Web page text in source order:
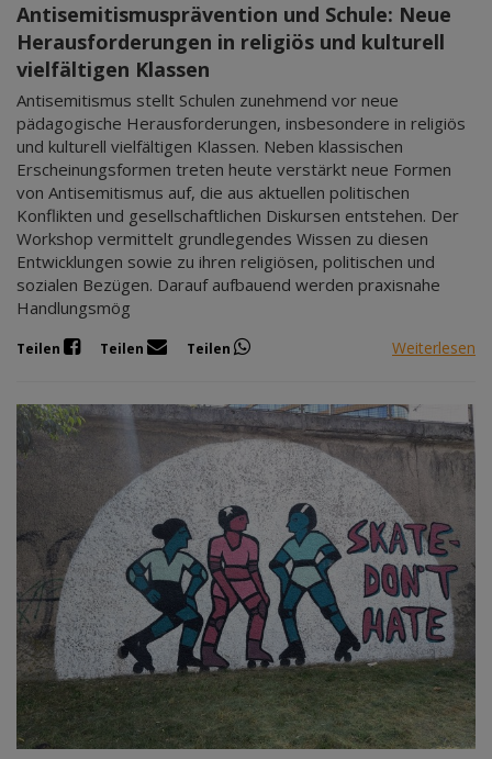
Antisemitismusprävention und Schule: Neue
Herausforderungen in religiös und kulturell
vielfältigen Klassen
Antisemitismus stellt Schulen zunehmend vor neue
pädagogische Herausforderungen, insbesondere in religiös
und kulturell vielfältigen Klassen. Neben klassischen
Erscheinungsformen treten heute verstärkt neue Formen
von Antisemitismus auf, die aus aktuellen politischen
Konflikten und gesellschaftlichen Diskursen entstehen. Der
Workshop vermittelt grundlegendes Wissen zu diesen
Entwicklungen sowie zu ihren religiösen, politischen und
sozialen Bezügen. Darauf aufbauend werden praxisnahe
Handlungsmög
Teilen Teilen Teilen Weiterlesen